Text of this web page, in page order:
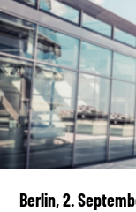
MEDIATHEK
Berlin, 2.